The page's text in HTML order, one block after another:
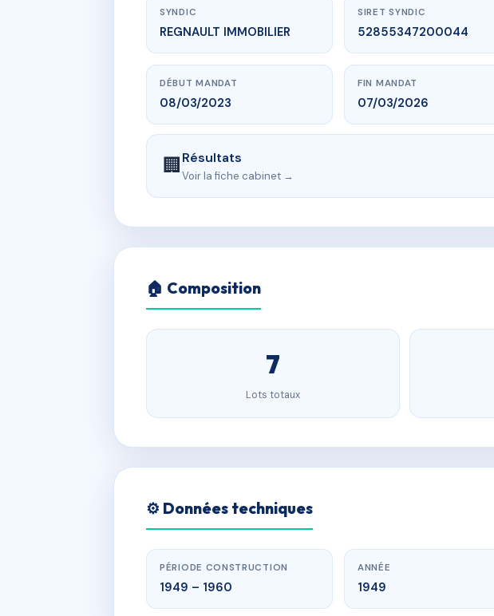
SYNDIC
REGNAULT IMMOBILIER
SIRET SYNDIC
52855347200044
DÉBUT MANDAT
08/03/2023
FIN MANDAT
07/03/2026
🏢Résultats
Voir la fiche cabinet →
🏠 Composition
7
Lots totaux
⚙️ Données techniques
PÉRIODE CONSTRUCTION
1949 – 1960
ANNÉE
1949